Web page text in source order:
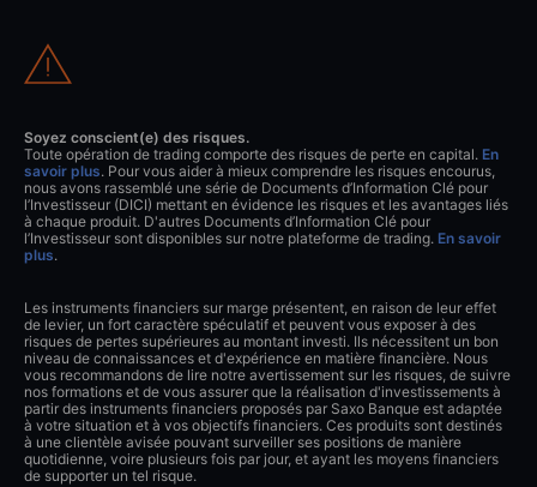
Soyez conscient(e) des risques.
Toute opération de trading comporte des risques de perte en capital. En
savoir plus. Pour vous aider à mieux comprendre les risques encourus,
nous avons rassemblé une série de Documents d’Information Clé pour
l’Investisseur (DICI) mettant en évidence les risques et les avantages liés
à chaque produit. D'autres Documents d’Information Clé pour
l’Investisseur sont disponibles sur notre plateforme de trading. En savoir
plus.
Les instruments financiers sur marge présentent, en raison de leur effet
de levier, un fort caractère spéculatif et peuvent vous exposer à des
risques de pertes supérieures au montant investi. Ils nécessitent un bon
niveau de connaissances et d'expérience en matière financière. Nous
vous recommandons de lire notre avertissement sur les risques, de suivre
nos formations et de vous assurer que la réalisation d'investissements à
partir des instruments financiers proposés par Saxo Banque est adaptée
à votre situation et à vos objectifs financiers. Ces produits sont destinés
à une clientèle avisée pouvant surveiller ses positions de manière
quotidienne, voire plusieurs fois par jour, et ayant les moyens financiers
de supporter un tel risque.